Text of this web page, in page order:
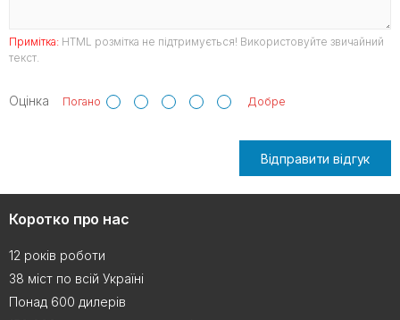
Примітка: HTML розмітка не підтримується! Використовуйте звичайний
текст.
Оцінка Погано Добре
Відправити відгук
Коротко про нас
12 років роботи
38 міст по всій Україні
Понад 600 дилерів